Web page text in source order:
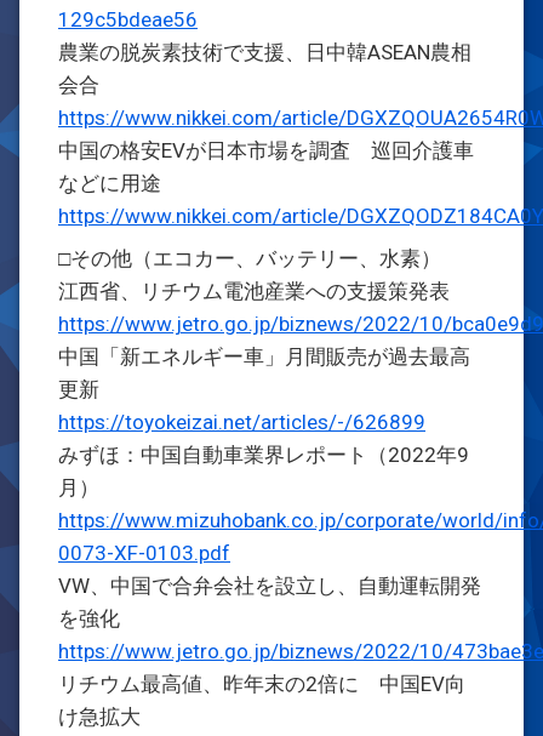
129c5bdeae56
農業の脱炭素技術で支援、日中韓ASEAN農相
会合
https://www.nikkei.com/article/
中国の格安EVが日本市場を調査 巡回介護車
などに用途
https://www.nikkei.com/article/
□その他（エコカー、バッテリー、水素）
江西省、リチウム電池産業への支援策発表
https://www.jetro.go.jp/biznews/2022/10/
中国「新エネルギー車」月間販売が過去最高
更新
https://toyokeizai.net/articles/-/626899
みずほ：中国自動車業界レポート（2022年9
月）
https://www.mizuhobank.co.jp/corporate/world/
0073-XF-0103.pdf
VW、中国で合弁会社を設立し、自動運転開発
を強化
https://www.jetro.go.jp/biznews/2022/10/
リチウム最高値、昨年末の2倍に 中国EV向
け急拡大